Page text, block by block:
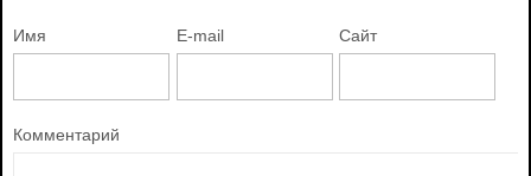
Имя E-mail Сайт
Комментарий